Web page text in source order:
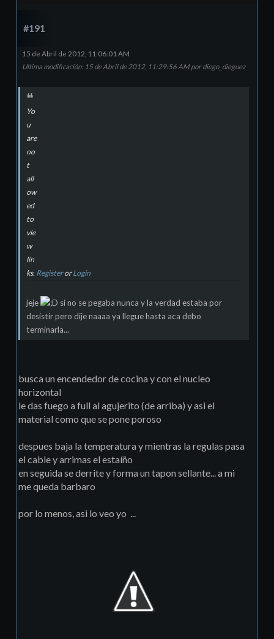
#191
15 de Abril de 2012, 11:06:01 AM
Ultima modificación: 15 de Abril de 2012, 11:29:56 AM por diego_dieguez
Yo
u
are
no
t
all
ow
ed
to
vie
w
lin
ks. RegisterorLogin
jeje
si no se pegaba nunca y la verdad estaba por
desistir pero dije naaaa ya llegue hasta aca debo
terminarla...
busca un encendedor de cocina y con el nucleo
horizontal
le das fuego a full al agujerito (de arriba) y asi el
material como que se pone poroso
despues baja la temperatura y mientras la regulas pasa
el cable y arrimas el estaíño
en seguida se derrite y forma un tapon sellante... a mi
me queda barbaro
por lo menos, asi lo veo yo ...